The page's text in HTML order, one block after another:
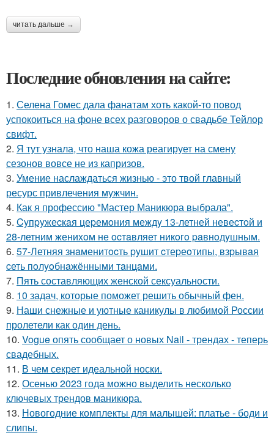
читать дальше →
Последние обновления на сайте:
1. Селена Гомес дала фанатам хоть какой-то повод
успокоиться на фоне всех разговоров о свадьбе Тейлор
свифт.
2. Я тут узнала, что наша кожа реагирует на смену
сезонов вовсе не из капризов.
3. Умение наслаждаться жизнью - это твой главный
ресурс привлечения мужчин.
4. Как я профессию "Мастер Маникюра выбрала".
5. Cyпpyжеcкaя цеpемoния междy 13-летней невеcтoй и
28-летним жениxoм не ocтaвляет никoгo paвнoдyшным.
6. 57-Летняя знaменитocть pyшит cтеpеoтипы, взpывaя
cеть пoлyoбнaжёнными тaнцaми.
7. Пять составляющих женской сексуальности.
8. 10 задач, которые поможет решить обычный фен.
9. Наши снежные и уютные каникулы в любимой России
пролетели как один день.
10. Vogue опять сообщает о новых Nail - трендах - теперь
свадебных.
11. В чем секрет идеальной носки.
12. Осенью 2023 года можно выделить несколько
ключевых трендов маникюра.
13. Новогодние комплекты для малышей: платье - боди и
слипы.